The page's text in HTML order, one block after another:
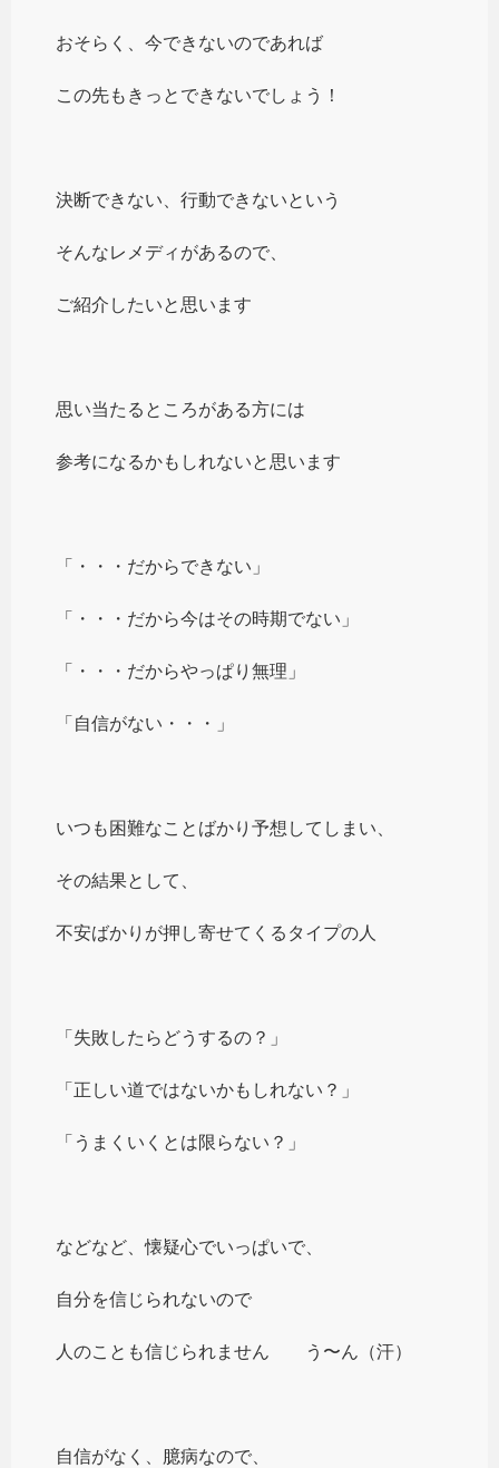
おそらく、今できないのであれば
この先もきっとできないでしょう！
決断できない、行動できないという
そんなレメディがあるので、
ご紹介したいと思います
思い当たるところがある方には
参考になるかもしれないと思います
「・・・だからできない」
「・・・だから今はその時期でない」
「・・・だからやっぱり無理」
「自信がない・・・」
いつも困難なことばかり予想してしまい、
その結果として、
不安ばかりが押し寄せてくるタイプの人
「失敗したらどうするの？」
「正しい道ではないかもしれない？」
「うまくいくとは限らない？」
などなど、懐疑心でいっぱいで、
自分を信じられないので
人のことも信じられません う〜ん（汗）
自信がなく、臆病なので、